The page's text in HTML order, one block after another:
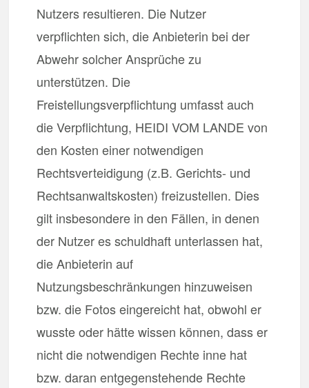
Nutzers resultieren. Die Nutzer
verpflichten sich, die Anbieterin bei der
Abwehr solcher Ansprüche zu
unterstützen. Die
Freistellungsverpflichtung umfasst auch
die Verpflichtung, HEIDI VOM LANDE von
den Kosten einer notwendigen
Rechtsverteidigung (z.B. Gerichts- und
Rechtsanwaltskosten) freizustellen. Dies
gilt insbesondere in den Fällen, in denen
der Nutzer es schuldhaft unterlassen hat,
die Anbieterin auf
Nutzungsbeschränkungen hinzuweisen
bzw. die Fotos eingereicht hat, obwohl er
wusste oder hätte wissen können, dass er
nicht die notwendigen Rechte inne hat
bzw. daran entgegenstehende Rechte